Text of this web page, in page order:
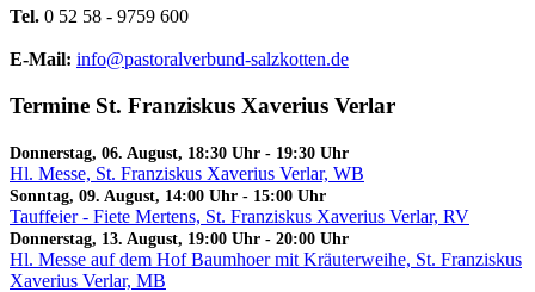
Tel. 0 52 58 - 9759 600
E-Mail: info@pastoralverbund-salzkotten.de
Termine St. Franziskus Xaverius Verlar
Donnerstag, 06. August, 18:30 Uhr - 19:30 Uhr
Hl. Messe, St. Franziskus Xaverius Verlar, WB
Sonntag, 09. August, 14:00 Uhr - 15:00 Uhr
Tauffeier - Fiete Mertens, St. Franziskus Xaverius Verlar, RV
Donnerstag, 13. August, 19:00 Uhr - 20:00 Uhr
Hl. Messe auf dem Hof Baumhoer mit Kräuterweihe, St. Franziskus
Xaverius Verlar, MB